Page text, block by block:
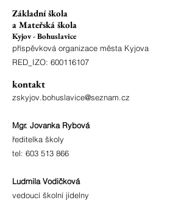
Základní škola
a Mateřská škola
Kyjov - Bohuslavice
příspěvková organizace města Kyjova
RED_IZO: 600116107
kontakt
zskyjov.bohuslavice@seznam.cz
Mgr. Jovanka Rybová
ředitelka školy
tel: 603 513 866
Ludmila Vodičková
vedoucí školní jídelny